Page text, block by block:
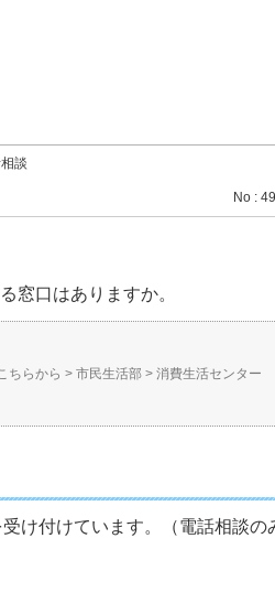
談
No :
窓口はありますか。
ちらから > 市民生活部 > 消費生活センター
け付けています。（電話相談の